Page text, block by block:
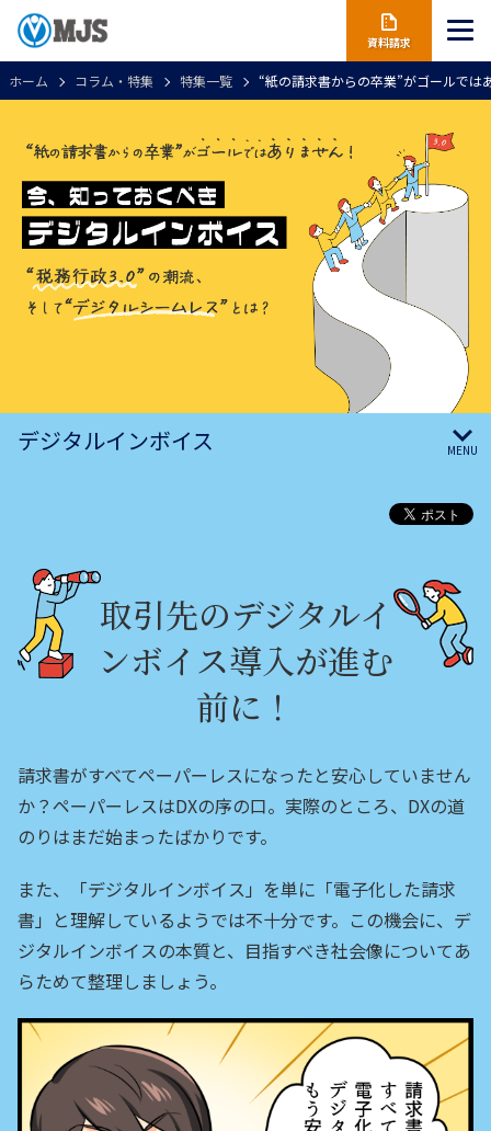
資料請求
ホーム コラム・特集 特集一覧 “紙の請求書からの卒業”がゴールでは
デジタルインボイス
取引先のデジタルイ
ンボイス導入が進む
前に！
請求書がすべてペーパーレスになったと安心していません
か？ペーパーレスはDXの序の口。実際のところ、DXの道
のりはまだ始まったばかりです。
また、「デジタルインボイス」を単に「電子化した請求
書」と理解しているようでは不十分です。この機会に、デ
ジタルインボイスの本質と、目指すべき社会像についてあ
らためて整理しましょう。